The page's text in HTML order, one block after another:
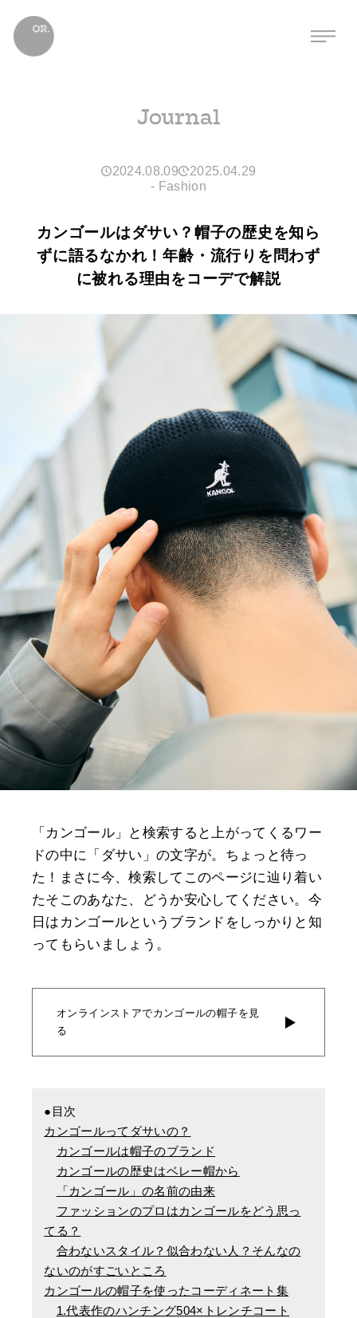
Journal
2024.08.09
2025.04.29
- Fashion
カンゴールはダサい？帽子の歴史を知ら
ずに語るなかれ！年齢・流行りを問わず
に被れる理由をコーデで解説
「カンゴール」と検索すると上がってくるワー
ドの中に「ダサい」の文字が。ちょっと待っ
た！まさに今、検索してこのページに辿り着い
たそこのあなた、どうか安心してください。今
日はカンゴールというブランドをしっかりと知
ってもらいましょう。
オンラインストアでカンゴールの帽子を見
る
●目次
カンゴールってダサいの？
カンゴールは帽子のブランド
カンゴールの歴史はベレー帽から
「カンゴール」の名前の由来
ファッションのプロはカンゴールをどう思っ
てる？
合わないスタイル？似合わない人？そんなの
ないのがすごいところ
カンゴールの帽子を使ったコーディネート集
1.代表作のハンチング504×トレンチコート